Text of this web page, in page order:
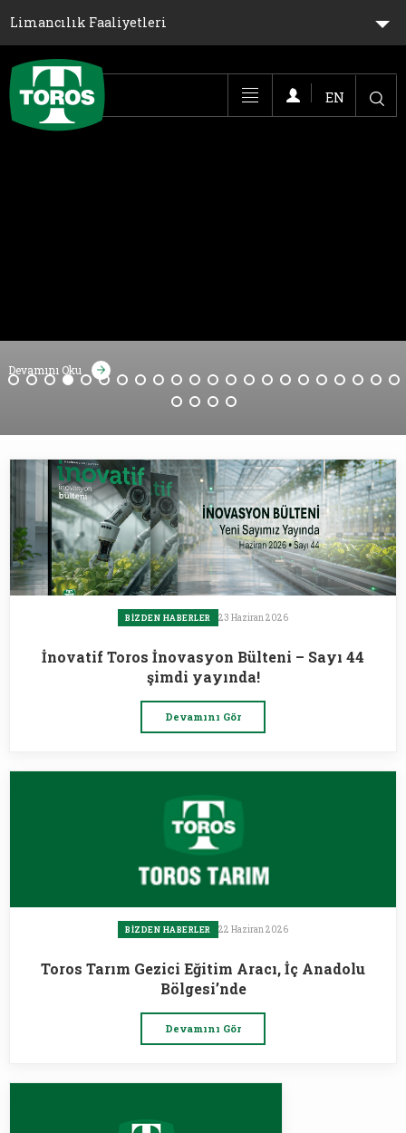
Limancılık Faaliyetleri
Toggle navigation
EN
Devamını Oku
BIZDEN HABERLER 23 Haziran 2026
İnovatif Toros İnovasyon Bülteni – Sayı 44
şimdi yayında!
Devamını Gör
BIZDEN HABERLER 22 Haziran 2026
Toros Tarım Gezici Eğitim Aracı, İç Anadolu
Bölgesi’nde
Devamını Gör